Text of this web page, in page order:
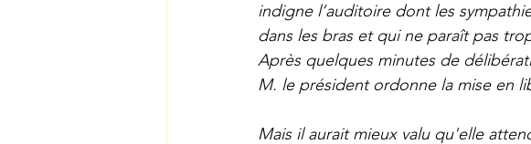
indigne l’auditoire dont les
dans les bras et qui ne paraît pas
Après quelques minutes de
M. le président ordonne la mise en
Mais il aurait mieux valu qu'elle